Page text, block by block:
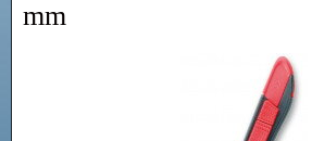
mm